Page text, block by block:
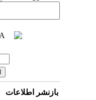
بازنشر اطلاعات